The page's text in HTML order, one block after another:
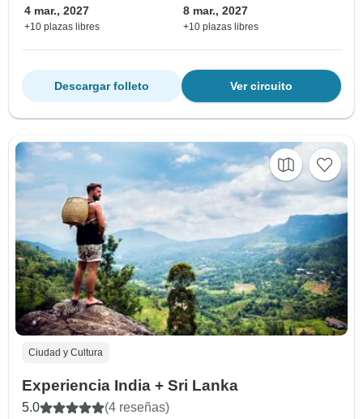
4 mar., 2027
+10 plazas libres
8 mar., 2027
+10 plazas libres
Ver circuito
Descargar folleto
Ciudad y Cultura
Experiencia India + Sri Lanka
5.0 (4 reseñas)